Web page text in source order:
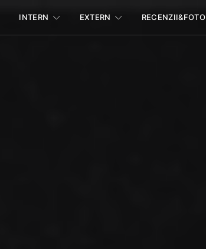
INTERN EXTERN RECENZII&FOTO